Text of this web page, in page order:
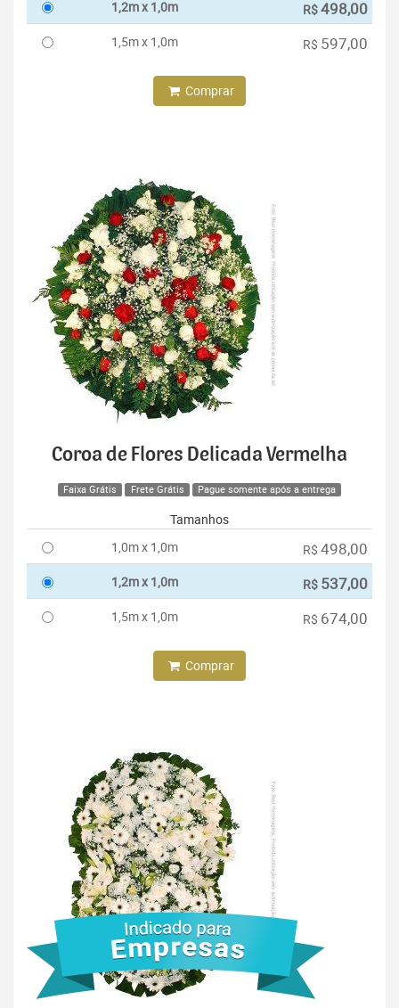
1,2m x 1,0m R$498,00
1,5m x 1,0m R$ 597,00
Comprar
Coroa de Flores Delicada Vermelha
Faixa Grátis Frete Grátis Pague somente após a entrega
Tamanhos
1,0m x 1,0m
R$ 498,00
1,2m x 1,0m R$ 537,00
1,5m x 1,0m R$ 674,00
Comprar